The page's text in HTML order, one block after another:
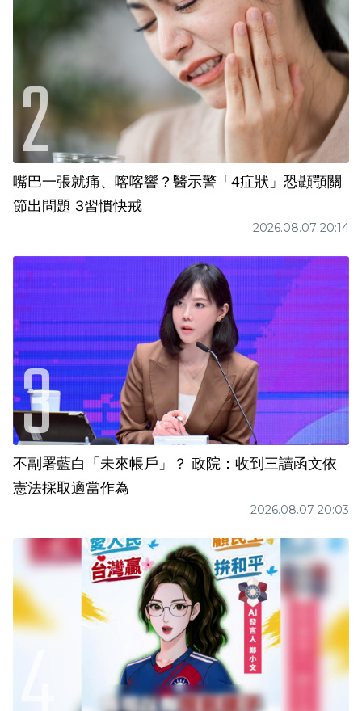
嘴巴一張就痛、喀喀響？醫示警「4症狀」恐顳顎關
節出問題 3習慣快戒
2026.08.07 20:14
不副署藍白「未來帳戶」？ 政院：收到三讀函文依
憲法採取適當作為
2026.08.07 20:03